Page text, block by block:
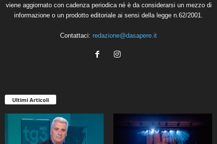
viene aggiornato con cadenza periodica né è da considerarsi un mezzo di
informazione o un prodotto editoriale ai sensi della legge n.62/2001.
Contattaci: redazione@dasapere.it
Ultimi Articoli